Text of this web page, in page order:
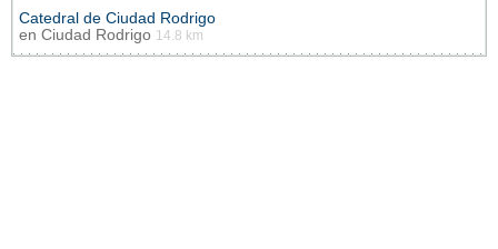
Catedral de Ciudad Rodrigo
en Ciudad Rodrigo 14.8 km